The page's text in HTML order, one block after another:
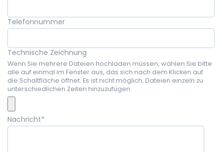
Telefonnummer
Technische Zeichnung
Wenn Sie mehrere Dateien hochladen müssen, wählen Sie bitte
alle auf einmal im Fenster aus, das sich nach dem Klicken auf
die Schaltfläche öffnet. Es ist nicht möglich, Dateien einzeln zu
unterschiedlichen Zeiten hinzuzufügen.
Nachricht*